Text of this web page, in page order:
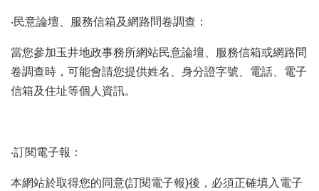
下
專
區
主
他
‧民意論壇、服務信箱及網路問卷調查：
當您參加玉井地政事務所網站民意論壇、服務信箱或網路問
卷調查時，可能會請您提供姓名、身分證字號、電話、電子
信箱及住址等個人資訊。
‧訂閱電子報：
本網站於取得您的同意(訂閱電子報)後，必須正確填入電子